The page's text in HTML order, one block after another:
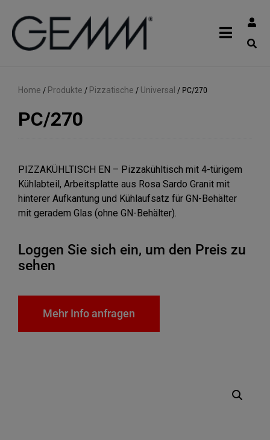
Home / Produkte / Pizzatische / Universal / PC/270
PC/270
PIZZAKÜHLTISCH EN – Pizzakühltisch mit 4-türigem
Kühlabteil, Arbeitsplatte aus Rosa Sardo Granit mit
hinterer Aufkantung und Kühlaufsatz für GN-Behälter
mit geradem Glas (ohne GN-Behälter).
Loggen Sie sich ein, um den Preis zu
sehen
Mehr Info anfragen